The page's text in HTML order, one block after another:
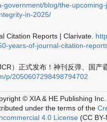
government/blog/the-
in-2025/
Citation Reports | Clarivate.
years-of-journal-citation-
）正式发布！神刊反弹、国产
p/2050607298498794702
© XIA & HE Publishing Inc.
under the terms of the
4.0 License (CC